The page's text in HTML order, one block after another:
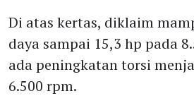
Di atas kertas, diklaim
daya sampai 15,3 hp pada
ada peningkatan torsi
6.500 rpm.